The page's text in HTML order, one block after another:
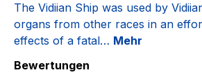
The Vidiian Ship was used by
organs from other races in an
effects of a fatal… Mehr
Bewertungen